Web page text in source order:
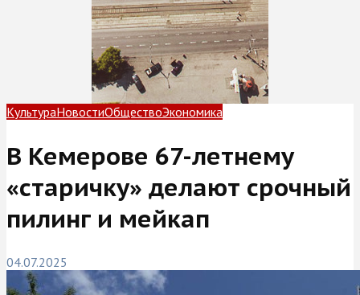
КультураНовостиОбществоЭкономика
В Кемерове 67-летнему
«старичку» делают срочный
пилинг и мейкап
04.07.2025